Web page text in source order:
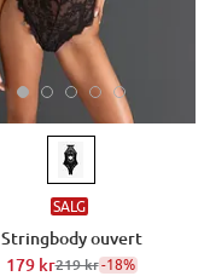
SALG
Stringbody ouvert
179 kr219 kr-18%